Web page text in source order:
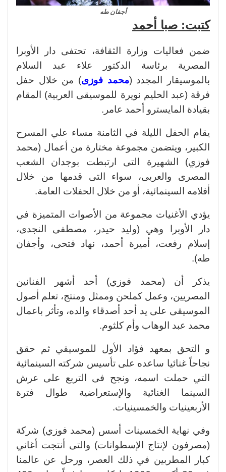
أجفان طه
كتبت: صبا أحمد
ضمن فعاليات وزارة الثقافة، تحتفى دار الأوبرا
المصرية برئاسة الدكتور علاء عبد السلام
بالموسيقار المجدد (محمد فوزى) من خلال حفل
فرقة (عبد الحليم نويرة للموسيقى العربية) المقام
بقيادة المايسترو أحمد عامر.
يقام الحفل الليلة في الثامنة مساء علي المسرح
الكبير، ويتضمن مجموعة مختارة من أعمال (محمد
فوزي) الشهيرة التى ارتبطت بوجدان الشعب
المصرى والعربى، سواء التى قدمها من خلال
أفلامه السينمائية، أو من خلال الحفلات العامة.
يؤدي الأغنيات مجموعة من الأصوات المتميزة في
دار الأوبرا وهي (وليد حيدر، مصطفى النجدى،
إسلام رفعت، أميرة أحمد، نهاد فتحى، وأجفان
طه).
يذكر أن (محمد فوزي) أحد أشهر الفنانين
المصريين، وعمل كملحن وممثل ومنتج، تعلم أصول
الموسيقى على يد أحد أصدقاء والده، وتأثر باعمال
محمد عبد الوهاب وأم كلثوم.
و التحق بمعهد فؤاد الأول للموسيقي ثم حقق
نجاحاً غنائيا ساعده على تأسيس شركته السينمائية
التي حملت اسمه، ونجح فى التربع على عرش
السينما الغنائية والإستعراضية طوال فترة
الأربعينيات والخمسينيات.
وفي نهاية الخمسينات أسس (محمد فوزي) شركة
(مصرفون لإنتاج الإسطوانات) والتى أنتجت أغاني
كبار المطربين في ذلك العصر، ورحل عن عالمنا